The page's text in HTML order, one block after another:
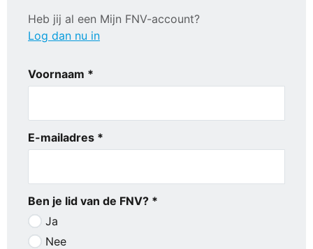
Heb jij al een Mijn FNV-account?
Log dan nu in
Voornaam *
E-mailadres *
Ben je lid van de FNV? *
Ja
Nee